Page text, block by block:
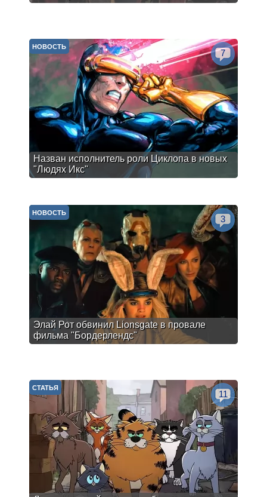
Назван исполнитель роли Циклопа в новых
"Людях Икс"
НОВОСТЬ
7
Элай Рот обвинил Lionsgate в провале
фильма "Бордерлендс"
НОВОСТЬ
3
СТАТЬЯ
11